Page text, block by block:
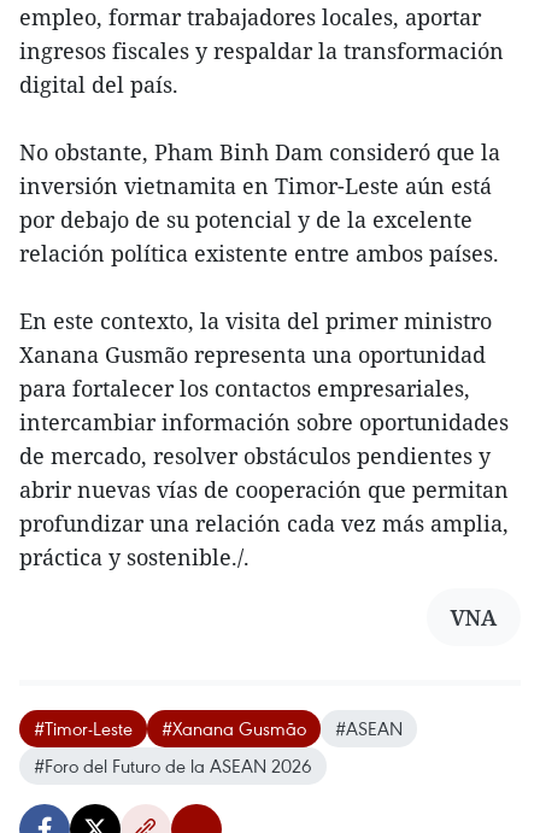
empleo, formar trabajadores locales, aportar
ingresos fiscales y respaldar la transformación
digital del país.
No obstante, Pham Binh Dam consideró que la
inversión vietnamita en Timor-Leste aún está
por debajo de su potencial y de la excelente
relación política existente entre ambos países.
En este contexto, la visita del primer ministro
Xanana Gusmão representa una oportunidad
para fortalecer los contactos empresariales,
intercambiar información sobre oportunidades
de mercado, resolver obstáculos pendientes y
abrir nuevas vías de cooperación que permitan
profundizar una relación cada vez más amplia,
práctica y sostenible./.
VNA
#Timor-Leste #Xanana Gusmão
#ASEAN
#Foro del Futuro de la ASEAN 2026